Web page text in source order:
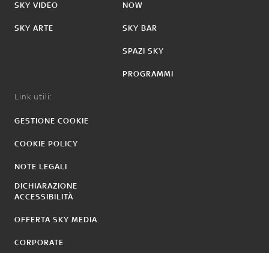
SKY VIDEO
SKY ARTE
NOW
SKY BAR
SPAZI SKY
PROGRAMMI
Link utili:
GESTIONE COOKIE
COOKIE POLICY
NOTE LEGALI
DICHIARAZIONE
ACCESSIBILITÀ
OFFERTA SKY MEDIA
CORPORATE